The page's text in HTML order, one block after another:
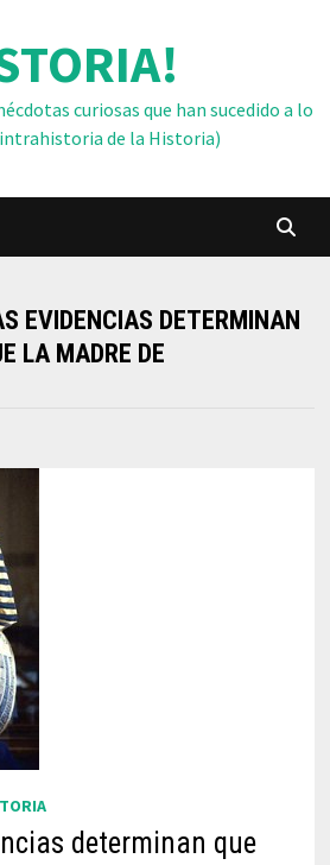
curiosas que han sucedido a lo
de la Historia)
EVIDENCIAS DETERMINAN
LA MADRE DE
determinan que